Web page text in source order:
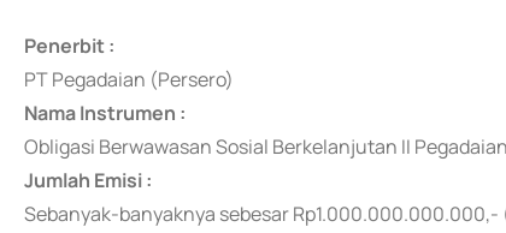
Penerbit :
PT Pegadaian (Persero)
Nama Instrumen :
Obligasi Berwawasan Sosial Berkelanjutan II
Jumlah Emisi :
Sebanyak-banyaknya sebesar